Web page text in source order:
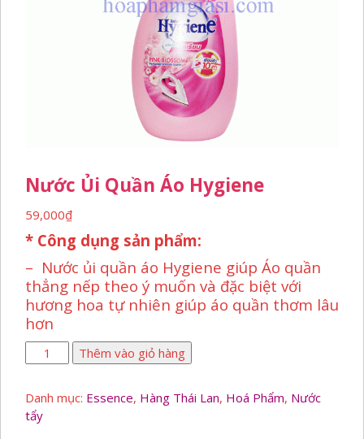
Nước Ủi Quần Áo Hygiene
59,000₫
* Công dụng sản phẩm:
– Nước ủi quần áo Hygiene giúp Áo quần
thẳng nếp theo ý muốn và đặc biệt với
hương hoa tự nhiên giúp áo quần thơm lâu
hơn
Nước
ủi
áo
Hygiene
Thêm vào giỏ hàng
Danh mục: Essence, Hàng Thái Lan, Hoá Phẩm, Nước
tẩy